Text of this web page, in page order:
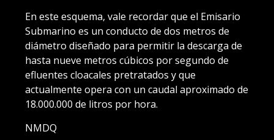
En este esquema, vale recordar que el Emisario
Submarino es un conducto de dos metros de
diámetro diseñado para permitir la descarga de
hasta nueve metros cúbicos por segundo de
efluentes cloacales pretratados y que
actualmente opera con un caudal aproximado de
18.000.000 de litros por hora.
NMDQ